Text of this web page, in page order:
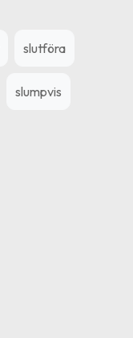
slutföra
slumpvis